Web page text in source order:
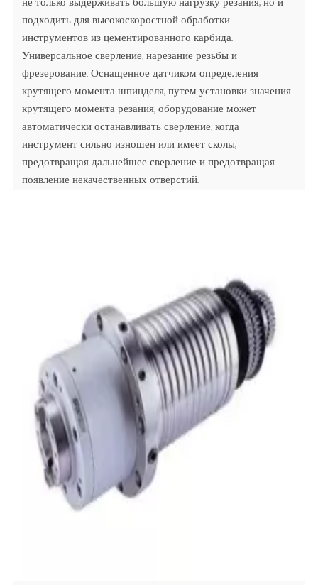
подходить для высокоскоростной обработки
инструментов из цементированного карбида.
Универсальное сверление, нарезание резьбы и
фрезерование. Оснащенное датчиком определения
крутящего момента шпинделя, путем установки значения
крутящего момента резания, оборудование может
автоматически останавливать сверление, когда
инструмент сильно изношен или имеет сколы,
предотвращая дальнейшее сверление и предотвращая
появление некачественных отверстий.